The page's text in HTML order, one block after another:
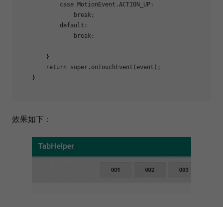
case MotionEvent.ACTION_UP:
break ;
            default:
break ;
        }
return super.onTouchEvent(event);
    }
效果如下：